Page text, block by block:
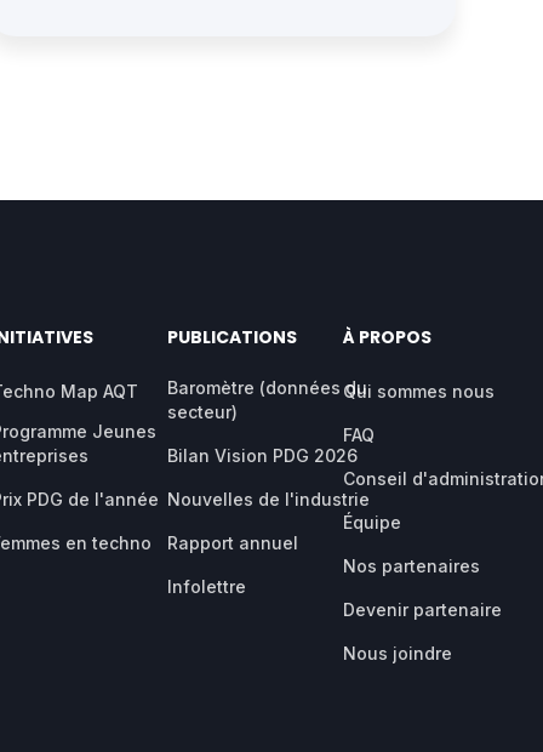
Map AQT
Jeunes
PDG de l'année
en techno
PUBLICATIONS
Baromètre (données du
secteur)
Bilan Vision PDG 2026
Nouvelles de l'industrie
Rapport annuel
Infolettre
À PROPOS
Qui sommes nous
FAQ
Conseil
Équipe
Nos partenaires
Devenir partenaire
Nous joindre